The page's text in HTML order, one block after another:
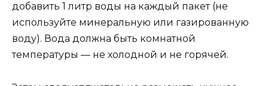
добавить 1 литр воды на каждый пакет (не
используйте минеральную или газированную
воду). Вода должна быть комнатной
температуры — не холодной и не горячей.